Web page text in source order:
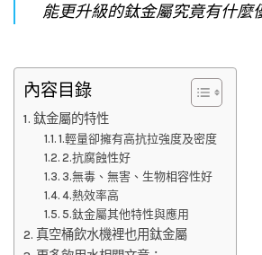
能更升級的鈦金屬究竟有什麼
內容目錄
鈦金屬的特性
1.輕量卻擁有高抗拉強度及密度
2.抗腐蝕性好
3.無毒、無害、生物相容性好
4.熱效率高
5.鈦金屬其他特性與應用
真空桶飲水機裡也用鈦金屬